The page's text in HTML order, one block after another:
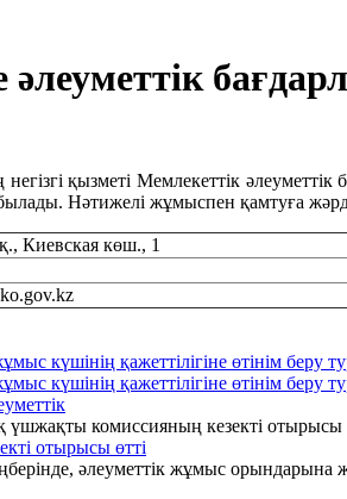
қызметі Мемлекеттік әлеуметтік
Нәтижелі жұмыспен қамтуға
Киевская көш., 1
күшінің қажеттілігіне өтінім беру
күшінің қажеттілігіне өтінім беру
отырысы өтті